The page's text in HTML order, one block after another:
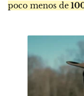
poco menos de